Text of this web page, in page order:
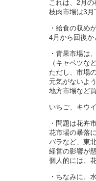
これは、2月
枝肉市場は3
・給食の収め
4月から回復
・青果市場は
（キャベツな
ただし、市場
元気がないよう
地方市場など
いちご、キウ
・問題は花卉
花市場の暴落
バラなど、東
経営の影響が
個人的には、
・ちなみに、